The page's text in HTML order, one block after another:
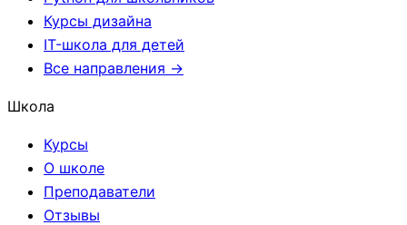
Курсы дизайна
IT-школа для детей
Все направления →
Школа
Курсы
О школе
Преподаватели
Отзывы